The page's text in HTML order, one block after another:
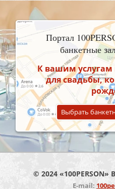
Портал
банкетные
К вашим услугам
для свадьбы,
Выбрать
© 2024
E-mail: